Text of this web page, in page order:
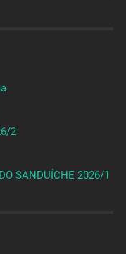
2
SANDUÍCHE 2026/1